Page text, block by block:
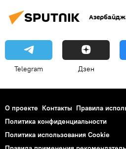
Telegram Дзен
О проекте Контакты Правила
Политика конфиденциальности
Политика использования Cookie